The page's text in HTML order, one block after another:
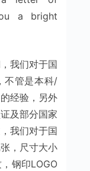
a bright
我们对于国
不管是本科/
经验，另外
及部分国家
我们对于国
，尺寸大小
钢印LOGO